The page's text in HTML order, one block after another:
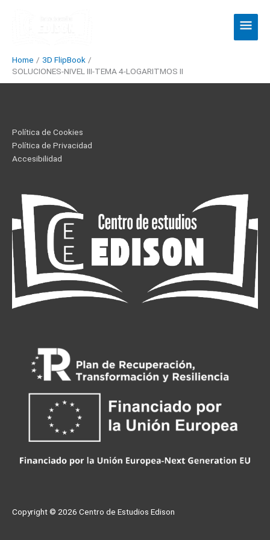
Main
Menu
Home
3D FlipBook
SOLUCIONES-NIVEL III-TEMA 4-LOGARITMOS II
Política de Cookies
Política de Privacidad
Accesibilidad
Copyright © 2026 Centro de Estudios Edison